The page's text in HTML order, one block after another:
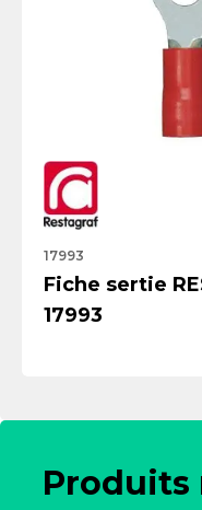
17993
Fiche sertie
17993
Produits